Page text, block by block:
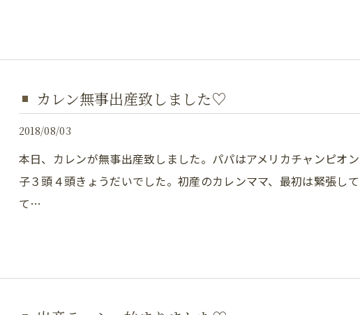
カレン無事出産致しました♡
2018/08/03
本日、カレンが無事出産致しました。パパはアメリカチャンピオ
子３頭４頭きょうだいでした。初産のカレンママ、最初は緊張し
て…